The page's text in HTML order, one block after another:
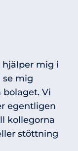
hjälper mig i
se mig
Vi
egentligen
kollegorna
stöttning